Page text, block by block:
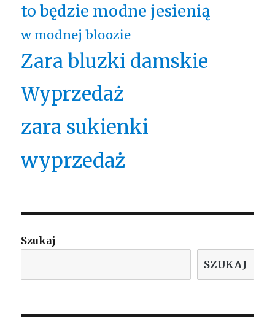
to będzie modne jesienią
w modnej bloozie
Zara bluzki damskie
Wyprzedaż
zara sukienki
wyprzedaż
Szukaj
SZUKAJ